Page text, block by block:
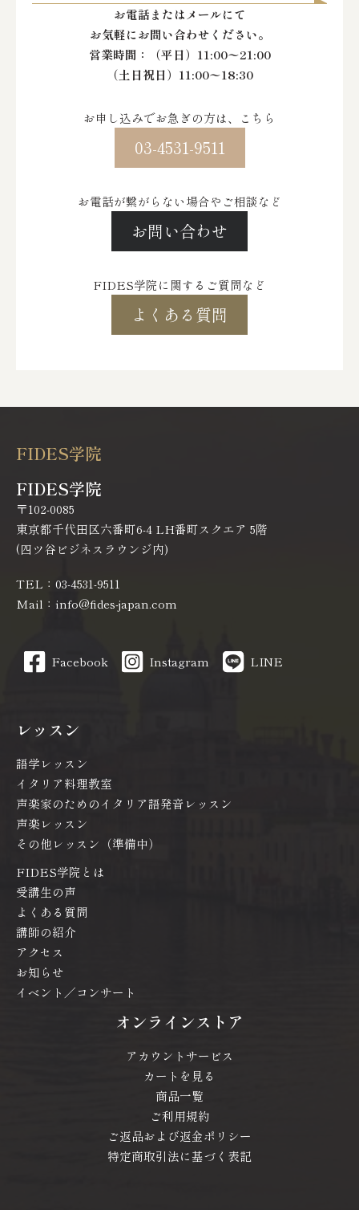
お電話またはメールにて
お気軽にお問い合わせください。
営業時間：
（平日）11:00〜21:00
（土日祝日）11:00〜18:30
お申し込みでお急ぎの方は、こちら
03-4531-9511
お電話が繋がらない場合やご相談など
お問い合わせ
FIDES学院に関するご質問など
よくある質問
FIDES学院
FIDES学院
〒102-0085
東京都千代田区六番町6-4 LH番町スクエア 5階
(四ツ谷ビジネスラウンジ内)
TEL：03-4531-9511
Mail：info@fides-japan.com
Facebook Instagram LINE
レッスン
語学レッスン
イタリア料理教室
声楽家のためのイタリア語発音レッスン
声楽レッスン
その他レッスン（準備中）
FIDES学院とは
受講生の声
よくある質問
講師の紹介
アクセス
お知らせ
イベント／コンサート
オンラインストア
アカウントサービス
カートを見る
商品一覧
ご利用規約
ご返品および返金ポリシー
特定商取引法に基づく表記